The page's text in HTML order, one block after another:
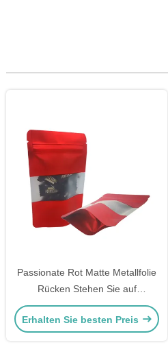
Passionate Rot Matte Metallfolie
Rücken Stehen Sie auf
Wiederverwendbare
Snacktaschen mit
Erhalten Sie besten Preis